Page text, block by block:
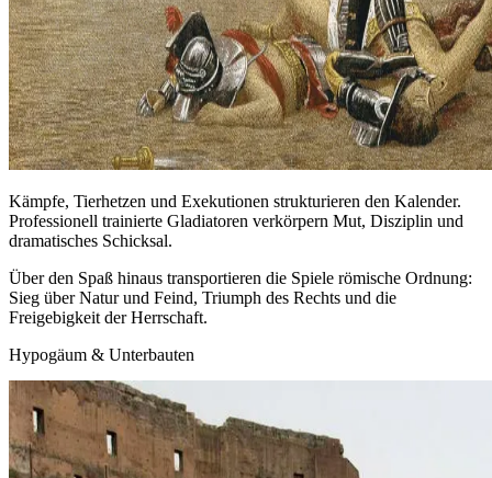
Kämpfe, Tierhetzen und Exekutionen strukturieren den Kalender.
Professionell trainierte Gladiatoren verkörpern Mut, Disziplin und
dramatisches Schicksal.
Über den Spaß hinaus transportieren die Spiele römische Ordnung:
Sieg über Natur und Feind, Triumph des Rechts und die
Freigebigkeit der Herrschaft.
Hypogäum & Unterbauten